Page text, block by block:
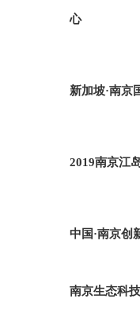
心
新加坡·南京
2019南京江
中国·南京创
南京生态科